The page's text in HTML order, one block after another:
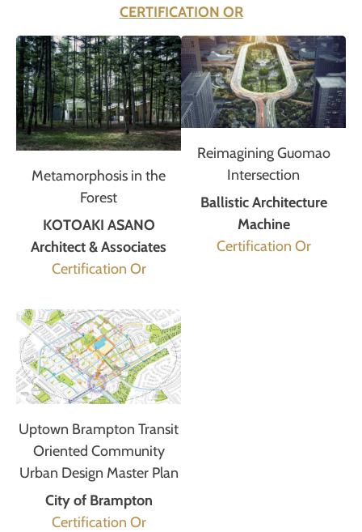
CERTIFICATION OR
Metamorphosis in the
Forest
KOTOAKI ASANO
Architect & Associates
Certification Or
Uptown Brampton Transit
Oriented Community
Urban Design Master Plan
City of Brampton
Certification Or
Reimagining Guomao
Intersection
Ballistic Architecture
Machine
Certification Or